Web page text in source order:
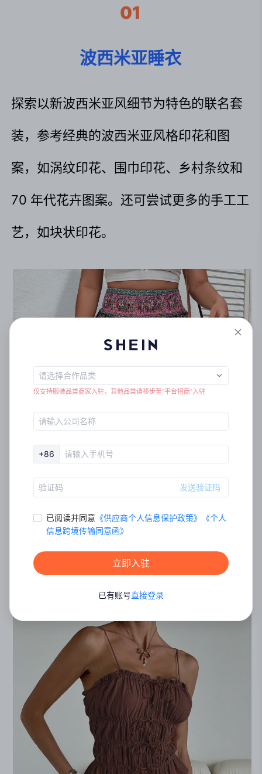
01
波西米亚睡衣
探索以新波西米亚风细节为特色的联名套
装，参考经典的波西米亚风格印花和图
案，如涡纹印花、围巾印花、乡村条纹和
70 年代花卉图案。还可尝试更多的手工工
艺，如块状印花。
仅支持服装品类商家入驻，其他品类请移步至“平台招商”入驻
+86
发送验证码
已阅读并同意 《供应商个人信息保护政策》 《个⼈
信息跨境传输同意函》
立即入驻
已有账号直接登录